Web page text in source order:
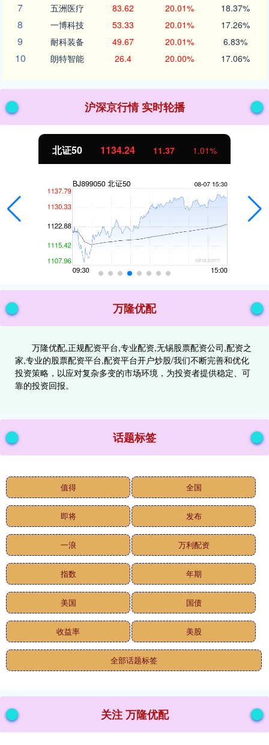
7 五洲医疗 83.62 20.01% 18.37%
8 一博科技 53.33 20.01% 17.26%
9 耐科装备 49.67 20.01% 6.83%
10 朗特智能 26.4 20.00% 17.06%
沪深京行情 实时轮播
北证50 1134.24 11.37 1.01%
万隆优配
万隆优配,正规配资平台,专业配资,无锡股票配资公司,配资之
家,专业的股票配资平台,配资平台开户炒股/我们不断完善和优化
投资策略，以应对复杂多变的市场环境，为投资者提供稳定、可
靠的投资回报。
话题标签
值得 全国
即将 发布
一浪 万利配资
指数 年期
美国 国债
收益率 美股
全部话题标签
关注 万隆优配